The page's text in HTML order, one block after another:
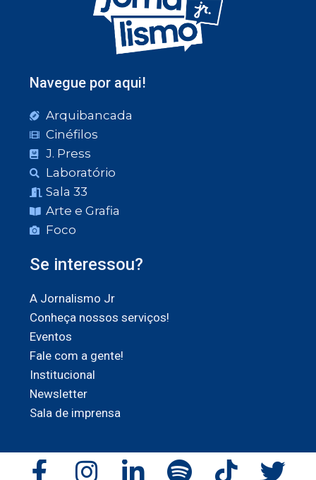
Navegue por aqui!
Arquibancada
Cinéfilos
J. Press
Laboratório
Sala 33
Arte e Grafia
Foco
Se interessou?
A Jornalismo Jr
Conheça nossos serviços!
Eventos
Fale com a gente!
Institucional
Newsletter
Sala de imprensa